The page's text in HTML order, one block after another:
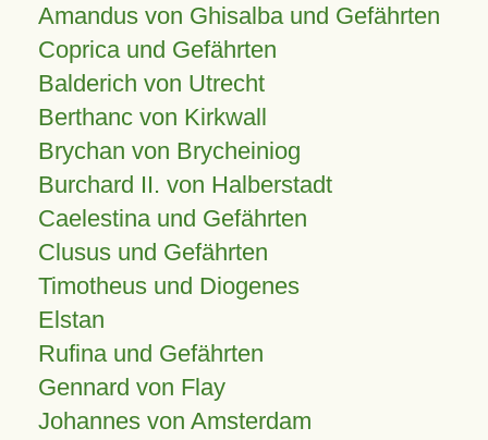
Amandus von Ghisalba und Gefährten
Coprica und Gefährten
Balderich von Utrecht
Berthanc von Kirkwall
Brychan von Brycheiniog
Burchard II. von Halberstadt
Caelestina und Gefährten
Clusus und Gefährten
Timotheus und Diogenes
Elstan
Rufina und Gefährten
Gennard von Flay
Johannes von Amsterdam